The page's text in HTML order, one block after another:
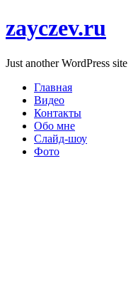
zayczev.ru
Just another WordPress site
Главная
Видео
Контакты
Обо мне
Слайд-шоу
Фото